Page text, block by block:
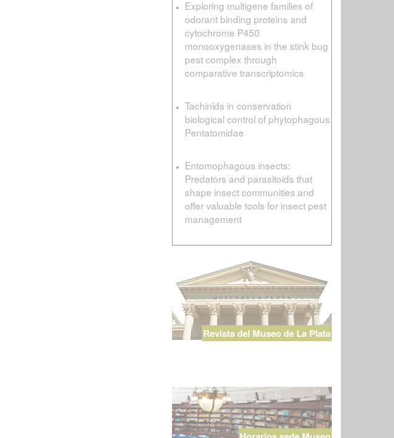
Exploring multigene families of
odorant binding proteins and
cytochrome P450
monooxygenases in the stink bug
pest complex through
comparative transcriptomics
Tachinids in conservation
biological control of phytophagous
Pentatomidae
Entomophagous insects:
Predators and parasitoids that
shape insect communities and
offer valuable tools for insect pest
management
Revista del Museo de La Plata